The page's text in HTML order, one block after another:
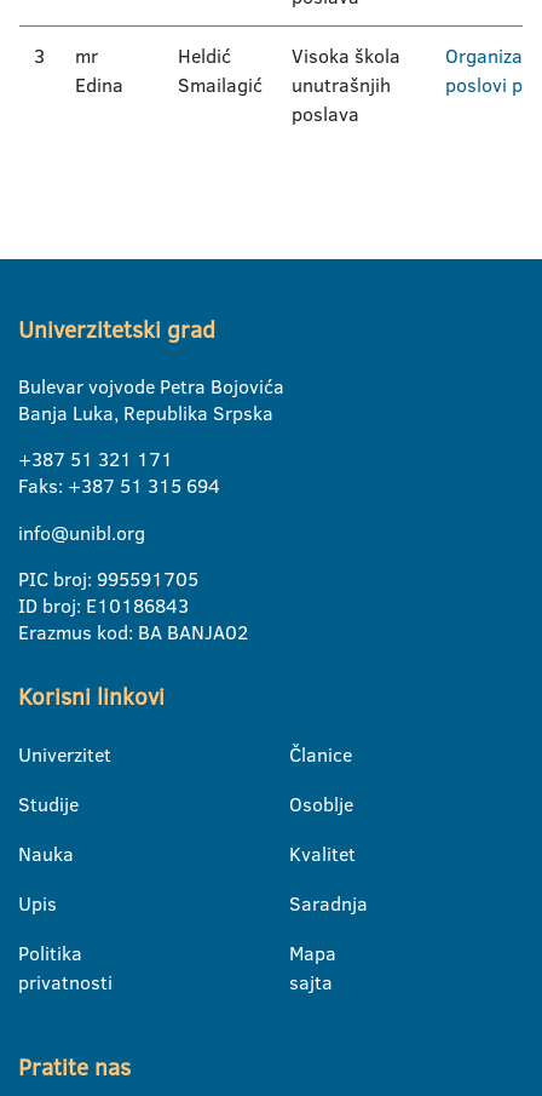
3
mr
Edina
Heldić
Smailagić
Visoka škola
unutrašnjih
poslava
poslovi
Univerzitetski grad
Bulevar vojvode Petra Bojovića
Banja Luka, Republika Srpska
+387 51 321 171
Faks: +387 51 315 694
info@unibl.org
PIC broj: 995591705
ID broj: E10186843
Erazmus kod: BA BANJA02
Korisni linkovi
Univerzitet
Studije
Nauka
Upis
Politika
privatnosti
Članice
Osoblje
Kvalitet
Saradnja
Mapa
sajta
Pratite nas